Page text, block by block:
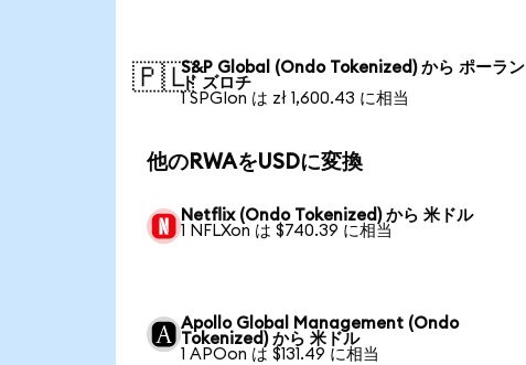
🇵🇱S&P Global (Ondo Tokenized) から ポーラン
ド ズロチ
1 SPGIon は zł 1,600.43 に相当
他のRWAをUSDに変換
Netflix (Ondo Tokenized) から 米ドル
1 NFLXon は $740.39 に相当
Apollo Global Management (Ondo
Tokenized) から 米ドル
1 APOon は $131.49 に相当